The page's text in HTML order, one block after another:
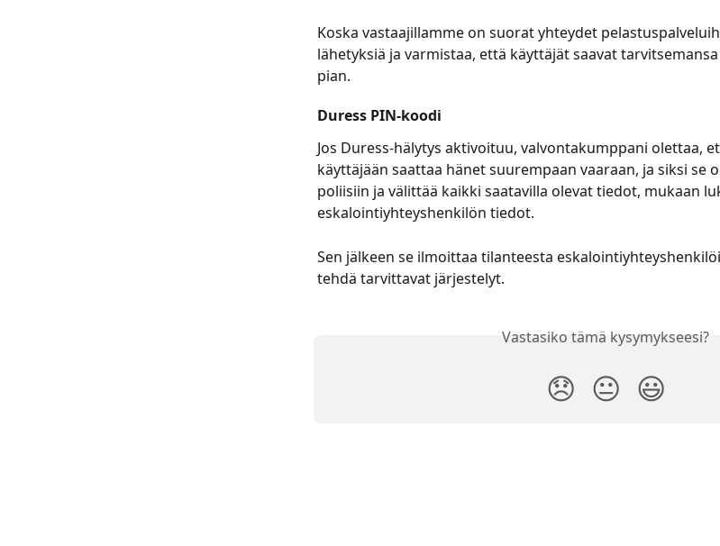
Koska vastaajillamme on suorat yhteydet
lähetyksiä ja varmistaa, että käyttäjät saavat
pian.
Duress PIN-koodi
Jos Duress-hälytys aktivoituu, valvontakumppani olettaa,
käyttäjään saattaa hänet suurempaan vaaraan, ja siksi se
poliisiin ja välittää kaikki saatavilla olevat tiedot, mukaan
eskalointiyhteyshenkilön tiedot.
Sen jälkeen se ilmoittaa tilanteesta
tehdä tarvittavat järjestelyt.
Vastasiko tämä kysymykseesi?
😞 😐 😃